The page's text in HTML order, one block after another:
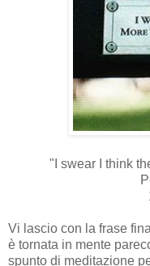
"I swear I think
Vi lascio con la frase
è tornata in mente
spunto di meditazione